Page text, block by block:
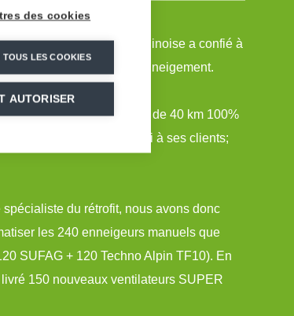
des stations de ski chinoise a confié à
de son système d’enneigement.
domaine skiable de près de 40 km 100%
6 mois de ski garanti à ses clients;
spécialiste du rétrofit, nous avons donc
les 240 enneigeurs manuels que
SUFAG + 120 Techno Alpin TF10). En
150 nouveaux ventilateurs SUPER
des cookies
TOUS LES COOKIES
AUTORISER